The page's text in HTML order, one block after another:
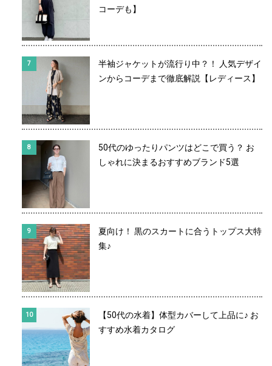
コーデも】
半袖ジャケットが流行り中？！ 人気デザイ
ンからコーデまで徹底解説【レディース】
50代のゆったりパンツはどこで買う？ お
しゃれに決まるおすすめブランド5選
夏向け！ 黒のスカートに合うトップス大特
集♪
【50代の水着】体型カバーして上品に♪ お
すすめ水着カタログ